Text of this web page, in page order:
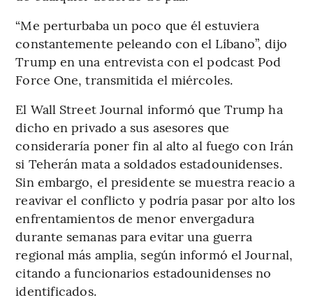
“Me perturbaba un poco que él estuviera
constantemente peleando con el Líbano”, dijo
Trump en una entrevista con el podcast Pod
Force One, transmitida el miércoles.
El Wall Street Journal informó que Trump ha
dicho en privado a sus asesores que
consideraría poner fin al alto al fuego con Irán
si Teherán mata a soldados estadounidenses.
Sin embargo, el presidente se muestra reacio a
reavivar el conflicto y podría pasar por alto los
enfrentamientos de menor envergadura
durante semanas para evitar una guerra
regional más amplia, según informó el Journal,
citando a funcionarios estadounidenses no
identificados.